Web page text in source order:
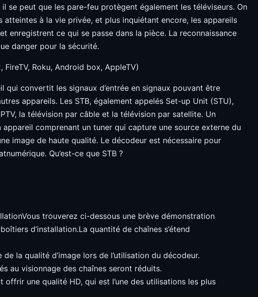
il se peut que les pare-feu protègent également les téléviseurs. On
à la vie privée, et plus inquiétant encore, les appareils
enregistrent ce qui se passe dans la pièce. La reconnaissance
danger pour la sécurité.
Roku, Android box, AppleTV)
qui convertit les signaux d’entrée en signaux pouvant être
appareils. Les STB, également appelés Set-up Unit (STU),
la télévision par câble et la télévision par satellite. Un
comprenant un tuner qui capture une source externe du
image de haute qualité. Le décodeur est nécessaire pour
Qu’est-ce que STB ?
trouverez ci-dessous une brève démonstration
d’installation.La quantité de chaînes s’étend
la qualité d’image lors de l’utilisation du décodeur.
au visionnage des chaînes seront réduits.
offrir une qualité HD, qui est l’une des utilisations les plus